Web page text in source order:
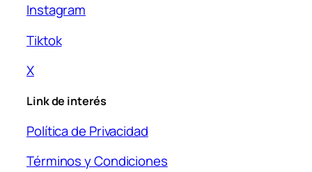
Instagram
Tiktok
X
Link de interés
Política de Privacidad
Términos y Condiciones